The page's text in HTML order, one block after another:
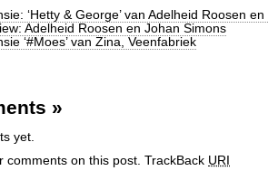
‘Hetty & George’ van Adelheid Roosen
Adelheid Roosen en Johan Simons
‘#Moes’ van Zina, Veenfabriek
»
yet.
comments on this post. TrackBack URI